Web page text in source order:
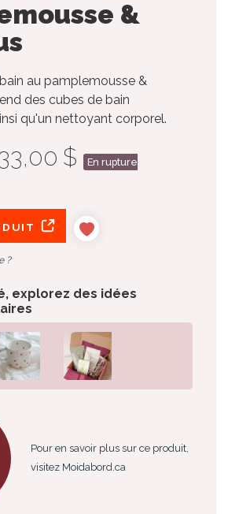
&
au pamplemousse &
des cubes de bain
qu'un nettoyant corporel.
$ En rupture
?
explorez des idées
Pour en savoir plus sur ce produit,
visitez Moidabord.ca